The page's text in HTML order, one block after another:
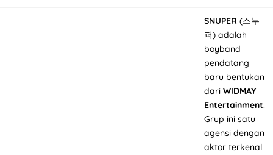
SNUPER (스누
퍼) adalah
boyband
pendatang
baru bentukan
dari WIDMAY
Entertainment.
Grup ini satu
agensi dengan
aktor terkenal